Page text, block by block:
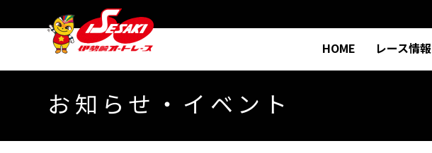
HOME レース情報
お知らせ・イベント